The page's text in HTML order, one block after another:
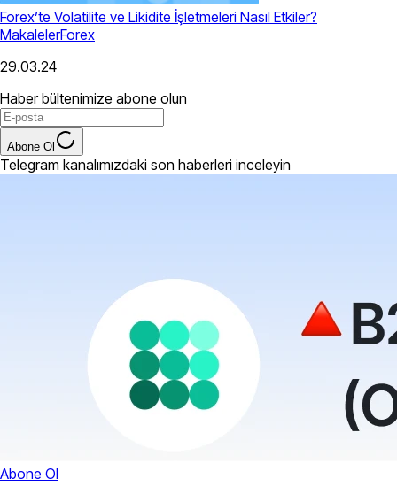
Forex’te Volatilite ve Likidite İşletmeleri Nasıl Etkiler?
MakalelerForex
29.03.24
Haber bültenimize abone olun
Abone Ol
Telegram kanalımızdaki son haberleri inceleyin
Abone Ol